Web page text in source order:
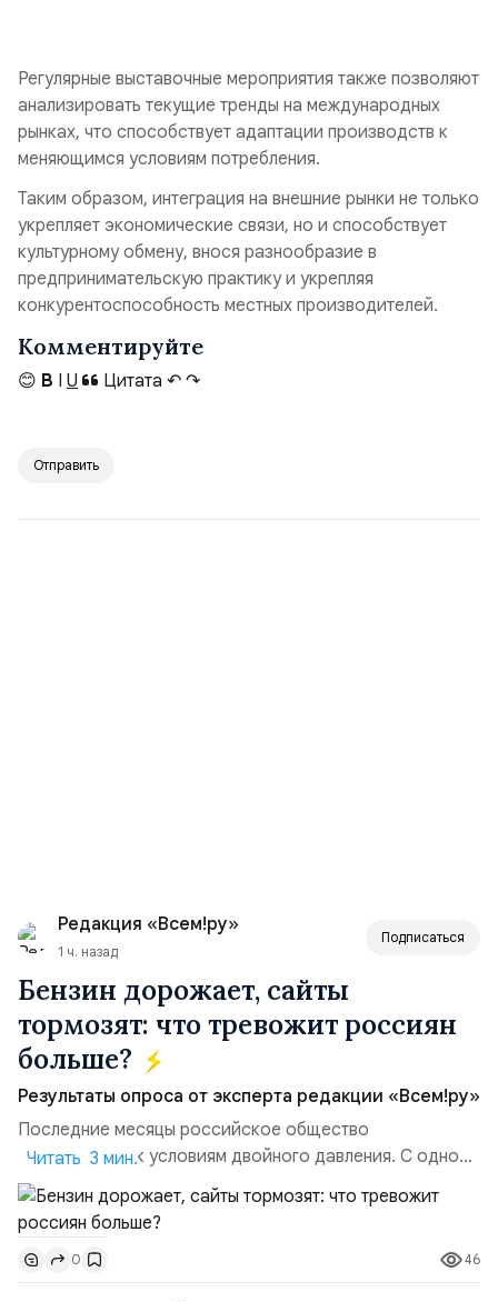
Регулярные выставочные мероприятия также позволяют
анализировать текущие тренды на международных
рынках, что способствует адаптации производств к
меняющимся условиям потребления.
Таким образом, интеграция на внешние рынки не только
укрепляет экономические связи, но и способствует
культурному обмену, внося разнообразие в
предпринимательскую практику и укрепляя
конкурентоспособность местных производителей.
Комментируйте
😊 B I U Цитата ↶ ↷
Отправить
Редакция «Всем!ру»
1 ч. назад
Подписаться
Бензин дорожает, сайты
тормозят: что тревожит россиян
больше?
Результаты опроса от эксперта редакции «Всем!ру»
Последние месяцы российское общество
адаптируется к условиям двойного давления. С одной
стороны, происходит рост цен на товары первой
необходимости, инфляция и локальные сбои в
поставках бензина. А с другой – технологическая
турбулентность: перебои в работе интернета,
блокировки сайтов, необходимость осваивать VPN и
Читать 3 мин.
0 46